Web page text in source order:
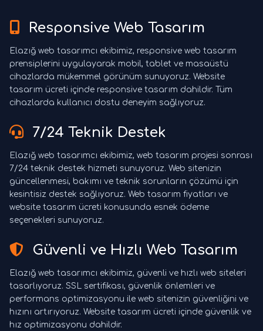
Responsive Web Tasarım
Elazığ web tasarımcı ekibimiz, responsive web tasarım
prensiplerini uygulayarak mobil, tablet ve masaüstü
cihazlarda mükemmel görünüm sunuyoruz. Website
tasarım ücreti içinde responsive tasarım dahildir. Tüm
cihazlarda kullanıcı dostu deneyim sağlıyoruz.
7/24 Teknik Destek
Elazığ web tasarımcı ekibimiz, web tasarım projesi sonrası
7/24 teknik destek hizmeti sunuyoruz. Web sitenizin
güncellenmesi, bakımı ve teknik sorunların çözümü için
kesintisiz destek sağlıyoruz. Web tasarım fiyatları ve
website tasarım ücreti konusunda esnek ödeme
seçenekleri sunuyoruz.
Güvenli ve Hızlı Web Tasarım
Elazığ web tasarımcı ekibimiz, güvenli ve hızlı web siteleri
tasarlıyoruz. SSL sertifikası, güvenlik önlemleri ve
performans optimizasyonu ile web sitenizin güvenliğini ve
hızını artırıyoruz. Website tasarım ücreti içinde güvenlik ve
hız optimizasyonu dahildir.